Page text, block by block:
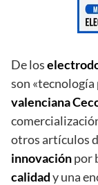
De los
son «tecnología
valenciana
otros artículos
innovaciónpor
calidady una